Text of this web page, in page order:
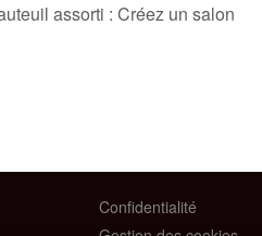
assorti : Créez un salon
Confidentialité